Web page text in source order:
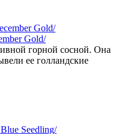
Gold/
горной сосной. Она
ее голландские